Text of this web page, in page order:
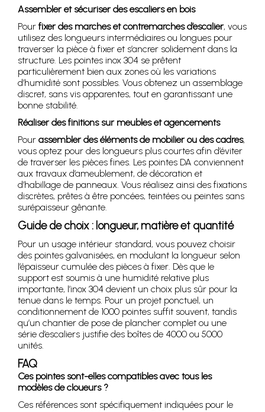
Assembler et sécuriser des escaliers en bois
Pour fixer des marches et contremarches d’escalier, vous
utilisez des longueurs intermédiaires ou longues pour
traverser la pièce à fixer et s’ancrer solidement dans la
structure. Les pointes inox 304 se prêtent
particulièrement bien aux zones où les variations
d’humidité sont possibles. Vous obtenez un assemblage
discret, sans vis apparentes, tout en garantissant une
bonne stabilité.
Réaliser des finitions sur meubles et agencements
Pour assembler des éléments de mobilier ou des cadres,
vous optez pour des longueurs plus courtes afin d’éviter
de traverser les pièces fines. Les pointes DA conviennent
aux travaux d’ameublement, de décoration et
d’habillage de panneaux. Vous réalisez ainsi des fixations
discrètes, prêtes à être poncées, teintées ou peintes sans
surépaisseur gênante.
Guide de choix : longueur, matière et quantité
Pour un usage intérieur standard, vous pouvez choisir
des pointes galvanisées, en modulant la longueur selon
l’épaisseur cumulée des pièces à fixer. Dès que le
support est soumis à une humidité relative plus
importante, l’inox 304 devient un choix plus sûr pour la
tenue dans le temps. Pour un projet ponctuel, un
conditionnement de 1000 pointes suffit souvent, tandis
qu’un chantier de pose de plancher complet ou une
série d’escaliers justifie des boîtes de 4000 ou 5000
unités.
FAQ
Ces pointes sont-elles compatibles avec tous les
modèles de cloueurs ?
Ces références sont spécifiquement indiquées pour le